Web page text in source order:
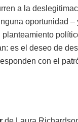
a la
oportunidad
es el deseo de
con el